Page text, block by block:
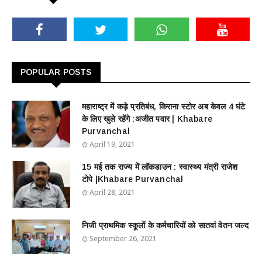
POPULAR POSTS
महाराष्ट्र में कड़े प्रतिबंध, किराना स्टोर अब केवल 4 घंटे
के लिए खुले रहेंगे :अजीत पवार | Khabare
Purvanchal
April 19, 2021
15 मई तक राज्य में लॉकडाउन : स्वास्थ्य मंत्री राजेश
टोपे |Khabare Purvanchal
April 28, 2021
निजी प्राथमिक स्कूलों के कर्मचारियों को सातवां वेतन जल्द
September 26, 2021